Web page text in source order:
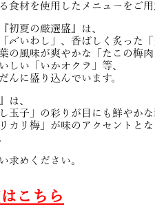
食材を使用したメニューをご用
初夏の厳選盛』は、
〆いわし」、香ばしく炙った「
の風味が爽やかな「たこの梅肉
しい「いかオクラ」等、
んに盛り込んでいます。
は、
玉子」の彩りが目にも鮮やかな
カリ梅」が味のアクセントとな
求めください。
こちら